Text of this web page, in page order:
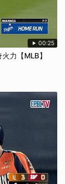
00:25
力【MLB】